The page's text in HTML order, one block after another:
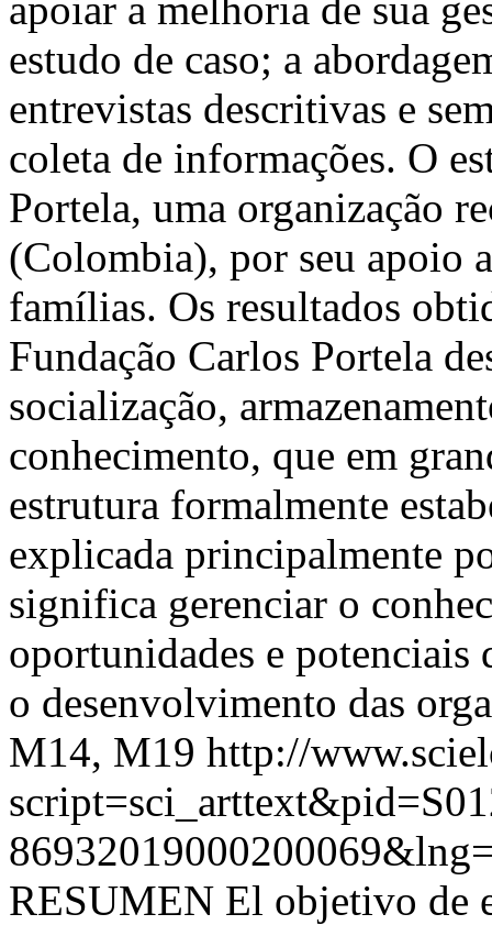
estudo de caso; a
entrevistas descritivas e
coleta de informações. O
Portela, uma organização
(Colombia), por seu apoio
famílias. Os resultados
Fundação Carlos Portela
socialização,
conhecimento, que em
estrutura formalmente
explicada principalmente
significa gerenciar o
oportunidades e potenciais
o desenvolvimento das
M14, M19 http://
RESUMEN El objetivo de